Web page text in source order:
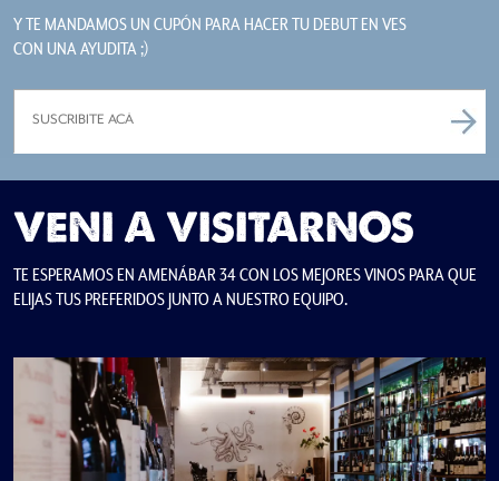
Y TE MANDAMOS UN CUPÓN PARA HACER TU DEBUT EN VES
CON UNA AYUDITA ;)
VENI A VISITARNOS
TE ESPERAMOS EN AMENÁBAR 34 CON LOS MEJORES VINOS PARA QUE
ELIJAS TUS PREFERIDOS JUNTO A NUESTRO EQUIPO.